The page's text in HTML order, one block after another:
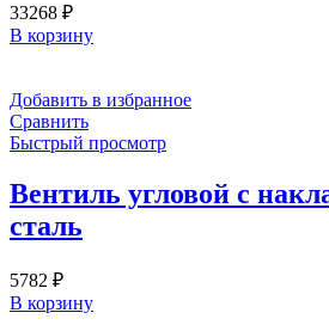
33268 ₽
В корзину
Добавить в избранное
Сравнить
Быстрый просмотр
Вентиль угловой с
сталь
5782 ₽
В корзину